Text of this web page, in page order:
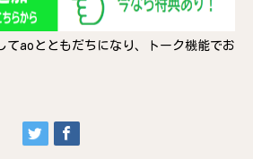
aoとともだちになり、トーク機能でお